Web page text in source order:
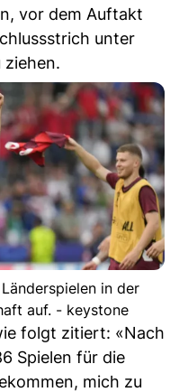
vor dem Auftakt
unter
ziehen.
in der
auf. - keystone
folgt zitiert: «Nach
Spielen für die
mich zu